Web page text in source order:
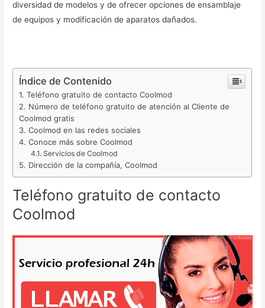
diversidad de modelos y de ofrecer opciones de ensamblaje
de equipos y modificación de aparatos dañados.
Índice de Contenido
Teléfono gratuito de contacto Coolmod
Número de teléfono gratuito de atención al Cliente de
Coolmod gratis
Coolmod en las redes sociales
Conoce más sobre Coolmod
Servicios de Coolmod
Dirección de la compañía, Coolmod
Teléfono gratuito de contacto
Coolmod